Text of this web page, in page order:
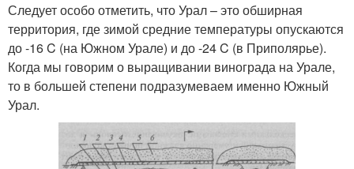
Следует особо отметить, что Урал – это обширная
территория, где зимой средние температуры опускаются
до -16 C (на Южном Урале) и до -24 C (в Приполярье).
Когда мы говорим о выращивании винограда на Урале,
то в большей степени подразумеваем именно Южный
Урал.